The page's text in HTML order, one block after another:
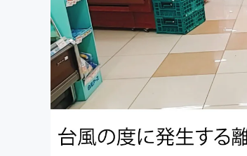
ビジネス・起業
まちづくり・地域活性化